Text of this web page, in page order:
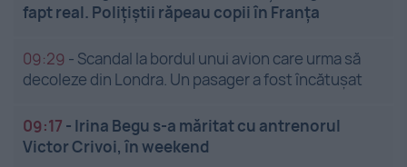
fapt real. Polițiștii răpeau copii în Franța
09:29 - Scandal la bordul unui avion care urma să
decoleze din Londra. Un pasager a fost încătușat
09:17 - Irina Begu s-a măritat cu antrenorul
Victor Crivoi, în weekend